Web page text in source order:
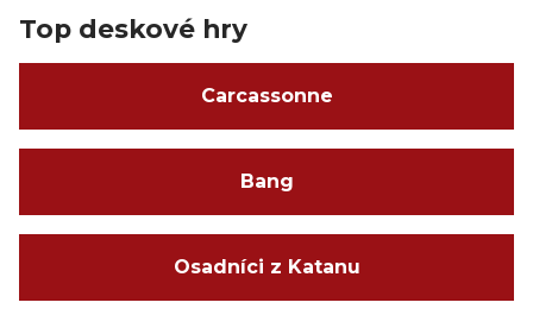
Top deskové hry
Carcassonne
Bang
Osadníci z Katanu